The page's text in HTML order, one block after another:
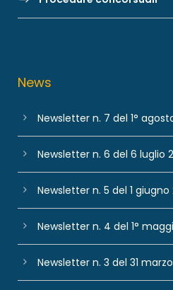
News
Newsletter n. 7 del 1°
Newsletter n. 6 del 6 luglio
Newsletter n. 5 del 1 giugno
Newsletter n. 4 del 1°
Newsletter n. 3 del 31